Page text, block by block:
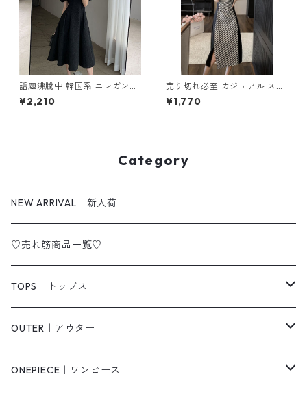
話題沸騰中 韓国系 エレガント
パフスリーブ ワンピース m-2
75
¥2,210
売り切れ必至 カジュアル スト
ライプ柄 切り替え ワンピース
m-277
¥1,770
Category
NEW ARRIVAL｜新入荷
♡売れ筋商品一覧♡
TOPS｜トップス
Tシャツ/カットソー
シャツ/ブラウス
OUTER｜アウター
ジャケット/ブルゾン
ONEPIECE｜ワンピース